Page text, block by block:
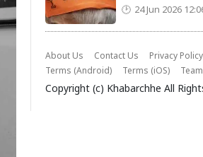
24 Jun 2026
About Us Contact Us Privacy Policy
Terms (Android)
Terms (iOS)
Copyright (c) Khabarchhe All